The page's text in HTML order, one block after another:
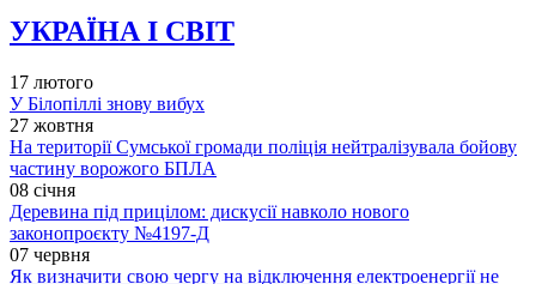
УКРАЇНА І СВІТ
17 лютого
У Білопіллі знову вибух
27 жовтня
На території Сумської громади поліція нейтралізувала бойову
частину ворожого БПЛА
08 січня
Деревина під прицілом: дискусії навколо нового
законопроєкту №4197-Д
07 червня
Як визначити свою чергу на відключення електроенергії не